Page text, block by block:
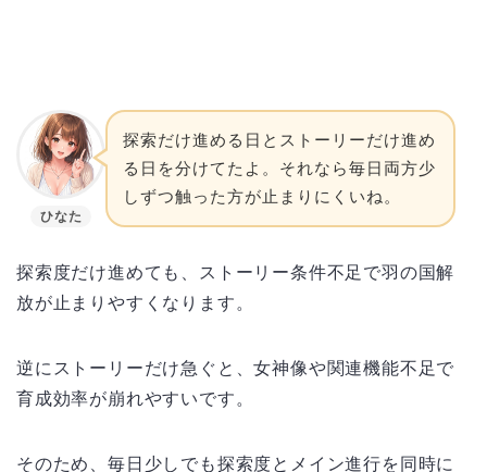
ひなた
探索だけ進める日とストーリーだけ進め
る日を分けてたよ。それなら毎日両方少
しずつ触った方が止まりにくいね。
探索度だけ進めても、ストーリー条件不足で羽の国解
放が止まりやすくなります。
逆にストーリーだけ急ぐと、女神像や関連機能不足で
育成効率が崩れやすいです。
そのため、毎日少しでも探索度とメイン進行を同時に